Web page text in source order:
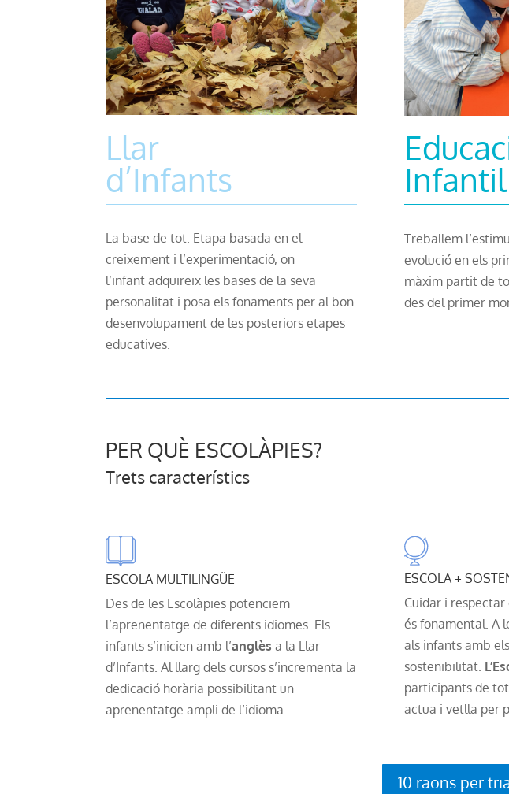
Llar
d’Infants
La base de tot. Etapa basada en el
creixement i l’experimentació, on
l’infantadquireix les bases de la seva
personalitat i posa els fonaments per al bon
desenvolupament de les posteriors etapes
educatives.
Infantil
Treballem
evolució en els
màxim partit de
des del primer
PER QUÈ ESCOLÀPIES?
Trets característics
ESCOLA MULTILINGÜE
Des de les Escolàpies potenciem
l’aprenentatge de diferents idiomes. Els
infants s’inicien amb l’anglès a la Llar
d’Infants. Al llarg dels cursos s’incrementa la
dedicació horària possibilitant un
aprenentatge ampli de l’idioma.
ESCOLA +
Cuidar i
és fonamental. A
als infants amb
sostenibilitat.
participants de
actua i vetlla per
10 raons per